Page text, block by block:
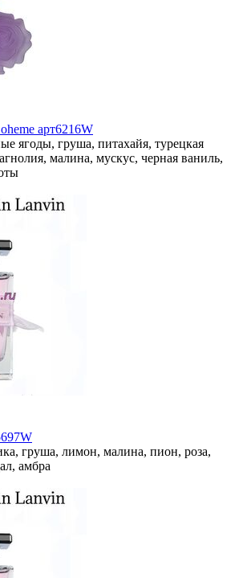
арт6216W
ягоды, груша, питахайя, турецкая
малина, мускус, черная ваниль,
груша, лимон, малина, пион, роза,
амбра